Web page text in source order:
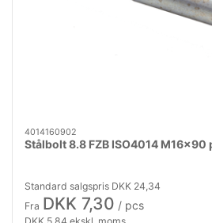
4014160902
Stålbolt 8.8 FZB ISO4014 M16×90
Standard salgspris DKK 24,34
Fra DKK 7,30 / pcs